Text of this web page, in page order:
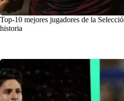
Top-10 mejores jugadores de la
historia